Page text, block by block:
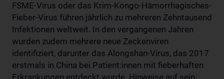
FSME-Virus oder das Krim-Kongo-Hämorrhagisches-
Fieber-Virus führen jährlich zu mehreren Zehntausend
Infektionen weltweit. In den vergangenen Jahren
wurden zudem mehrere neue Zeckenviren
identifiziert, darunter das Alongshan-Virus, das 2017
erstmals in China bei Patient:innen mit fieberhaften
Erkrankungen entdeckt wurde. Hinweise auf sein